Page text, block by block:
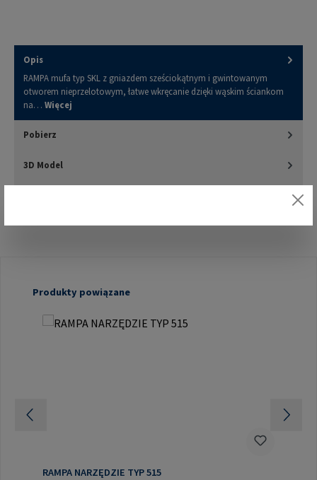
Opis
RAMPA mufa typ SKL z gniazdem sześciokątnym i gwintowanym
otworem nieprzelotowym, łatwe wkręcanie dzięki wąskim ściankom
na… Więcej
Pobierz
3D Model
Pomiń galerię produktów
Produkty powiązane
RAMPA NARZĘDZIE TYP 515